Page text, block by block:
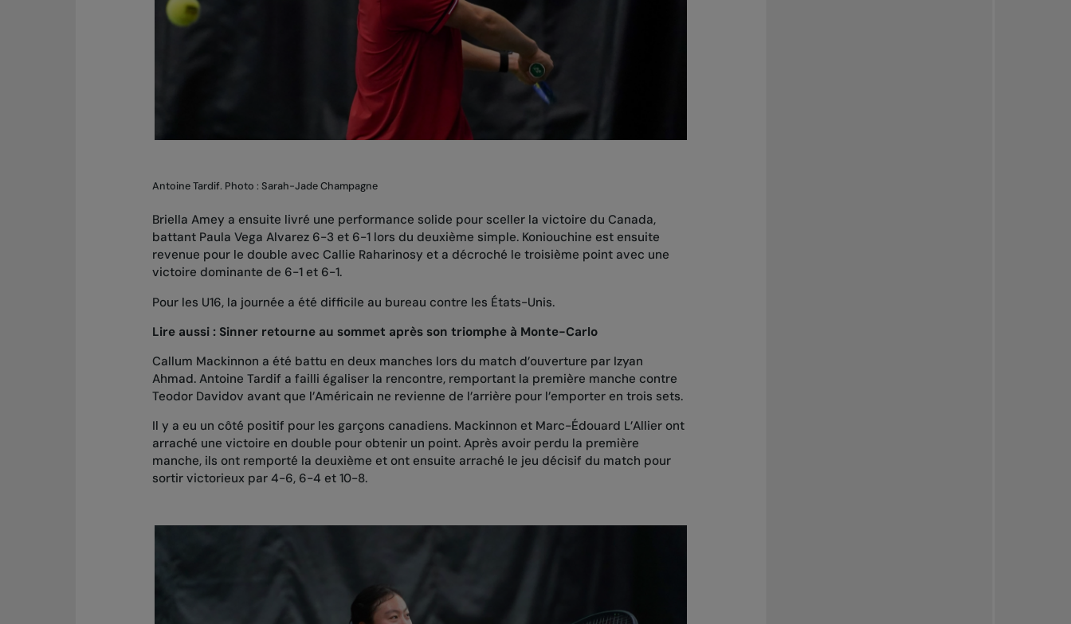
Antoine Tardif. Photo : Sarah-Jade Champagne
Briella Amey a ensuite livré une performance solide pour sceller la victoire du Canada,
battant Paula Vega Alvarez 6-3 et 6-1 lors du deuxième simple. Koniouchine est ensuite
revenue pour le double avec Callie Raharinosy et a décroché le troisième point avec une
victoire dominante de 6-1 et 6-1.
Pour les U16, la journée a été difficile au bureau contre les États-Unis.
Lire aussi : Sinner retourne au sommet après son triomphe à Monte-Carlo
Callum Mackinnon a été battu en deux manches lors du match d’ouverture par Izyan
Ahmad. Antoine Tardif a failli égaliser la rencontre, remportant la première manche contre
Teodor Davidov avant que l’Américain ne revienne de l’arrière pour l’emporter en trois sets.
Il y a eu un côté positif pour les garçons canadiens. Mackinnon et Marc-Édouard L’Allier ont
arraché une victoire en double pour obtenir un point. Après avoir perdu la première
manche, ils ont remporté la deuxième et ont ensuite arraché le jeu décisif du match pour
sortir victorieux par 4-6, 6-4 et 10-8.